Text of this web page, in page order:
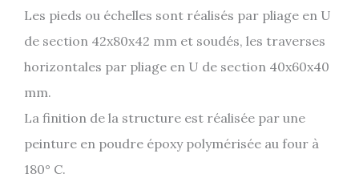
Les pieds ou échelles sont réalisés par pliage en U
de section 42x80x42 mm et soudés, les traverses
horizontales par pliage en U de section 40x60x40
mm.
La finition de la structure est réalisée par une
peinture en poudre époxy polymérisée au four à
180° C.